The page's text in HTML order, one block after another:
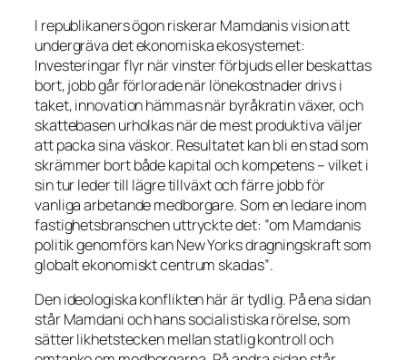
I republikaners ögon riskerar Mamdanis vision att
undergräva det ekonomiska ekosystemet:
Investeringar flyr när vinster förbjuds eller beskattas
bort, jobb går förlorade när lönekostnader drivs i
taket, innovation hämmas när byråkratin växer, och
skattebasen urholkas när de mest produktiva väljer
att packa sina väskor. Resultatet kan bli en stad som
skrämmer bort både kapital och kompetens – vilket i
sin tur leder till lägre tillväxt och färre jobb för
vanliga arbetande medborgare. Som en ledare inom
fastighetsbranschen uttryckte det: ”om Mamdanis
politik genomförs kan New Yorks dragningskraft som
globalt ekonomiskt centrum skadas”.
Den ideologiska konflikten här är tydlig. På ena sidan
står Mamdani och hans socialistiska rörelse, som
sätter likhetstecken mellan statlig kontroll och